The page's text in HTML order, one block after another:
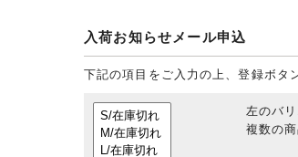
入荷お知らせメール申込
下記の項目をご入力の上、登録ボタ
左のバ
複数の